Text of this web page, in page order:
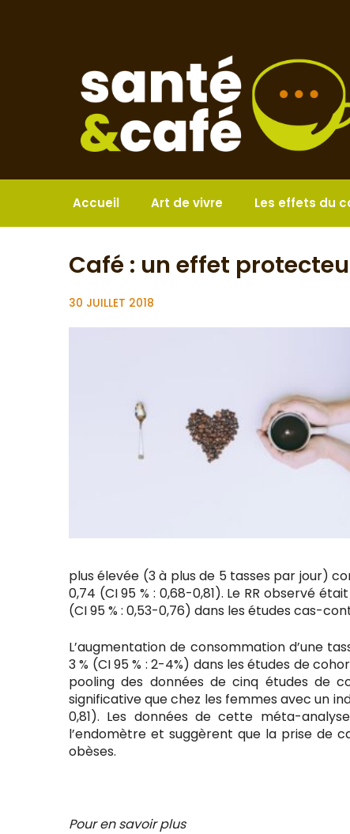
Accueil Art de vivre Les effets du
Café : un effet
30 JUILLET 2018
plus élevée (3 à plus de 5 tasses par jour)
0,74 (CI 95 % : 0,68-0,81). Le RR observé
(CI 95 % : 0,53-0,76) dans les études cas-
L’augmentation de consommation d’une
3 % (CI 95 % : 2-4%) dans les études de
pooling des données de cinq études de
significative que chez les femmes avec un
0,81). Les données de cette méta-
l’endomètre et suggèrent que la prise de
obèses.
Pour en savoir plus